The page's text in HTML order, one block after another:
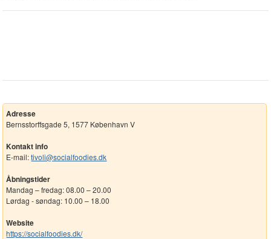
Adresse
Bernsstorffsgade 5, 1577 København V
Kontakt info
E-mail:tivoli@socialfoodies.dk
Åbningstider
Mandag – fredag: 08.00 – 20.00
Lørdag - søndag: 10.00 – 18.00
Website
https://socialfoodies.dk/